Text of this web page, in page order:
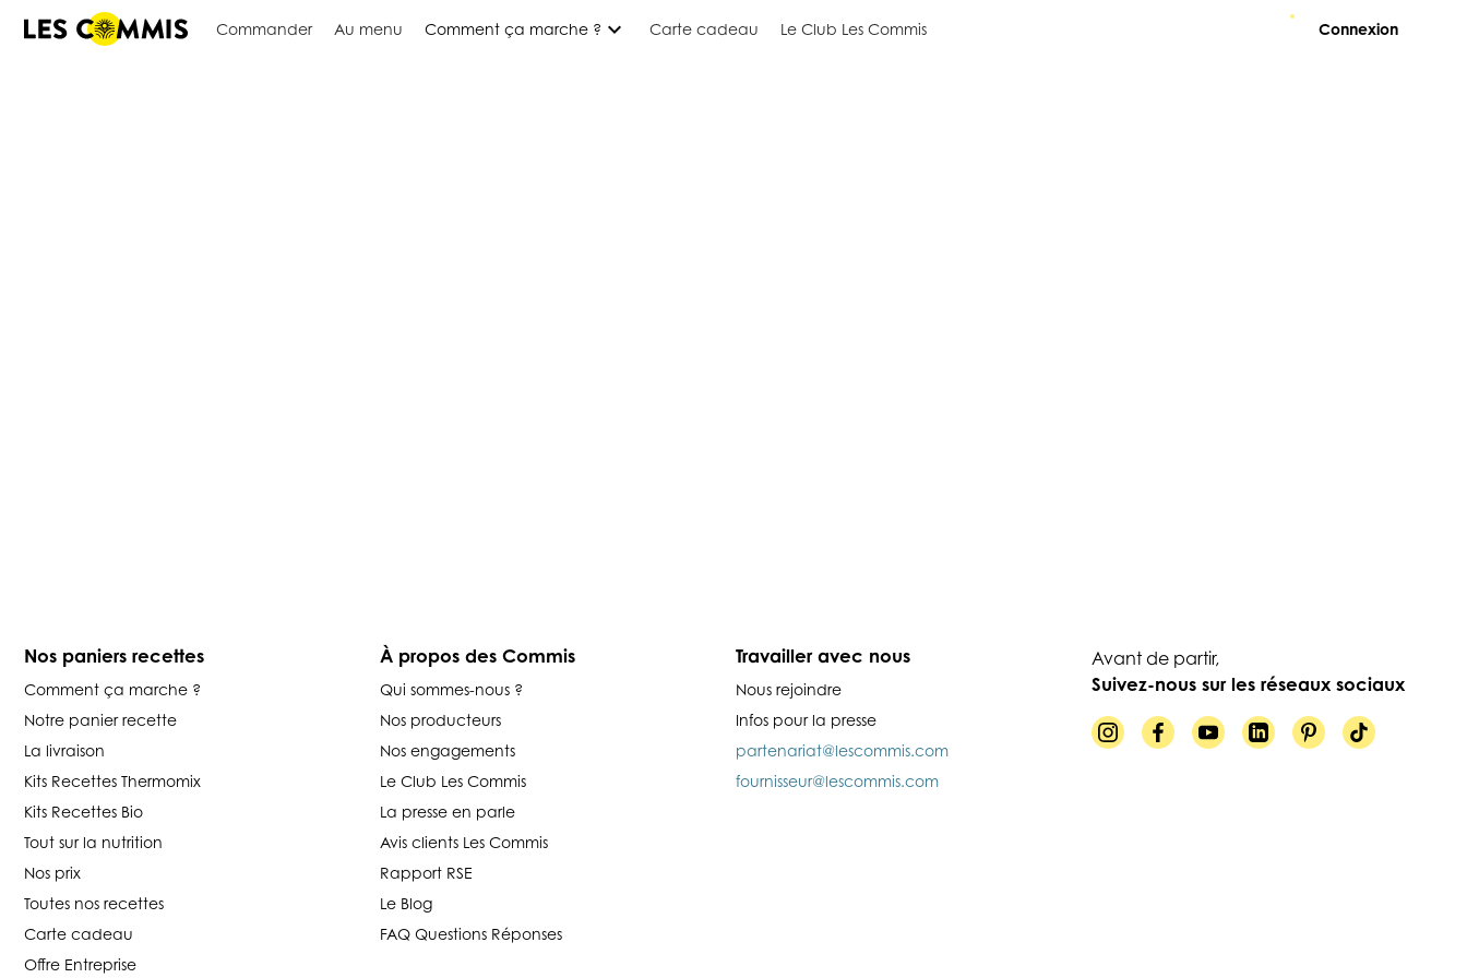
Commander Au menu Comment ça marche ? expand_more Carte cadeau Le Club Les Commis Connexion
Nos paniers recettes
Comment ça marche ?
Notre panier recette
La livraison
Kits Recettes Thermomix
Kits Recettes Bio
Tout sur la nutrition
Nos prix
Toutes nos recettes
Carte cadeau
Offre Entreprise
À propos des Commis
Qui sommes-nous ?
Nos producteurs
Nos engagements
Le Club Les Commis
La presse en parle
Avis clients Les Commis
Rapport RSE
Le Blog
FAQ Questions Réponses
Travailler avec nous
Nous rejoindre
Infos pour la presse
partenariat@lescommis.com
fournisseur@lescommis.com
Avant de partir,
Suivez-nous sur les réseaux sociaux